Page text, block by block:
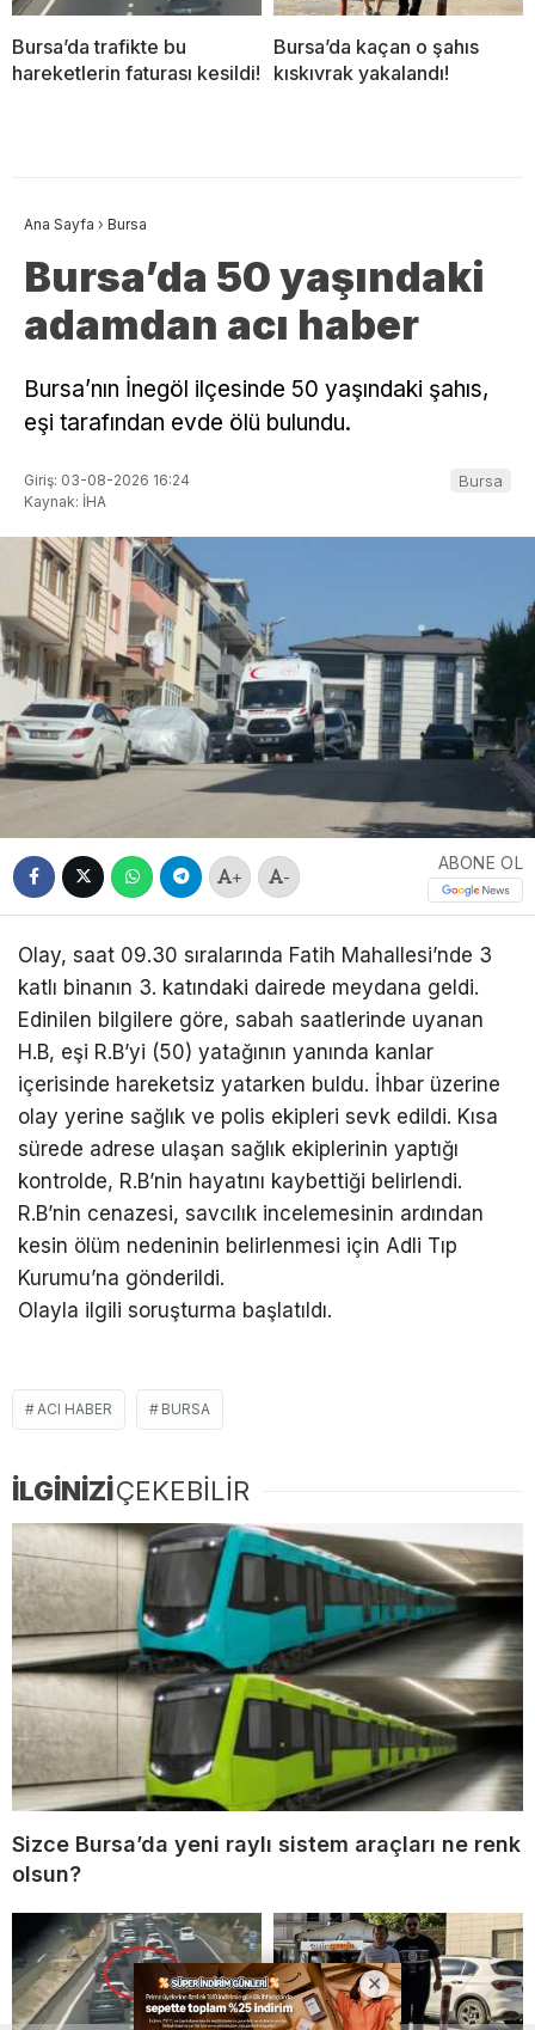
Bursa’da trafikte bu
hareketlerin faturası kesildi!
Bursa’da kaçan o şahıs
kıskıvrak yakalandı!
Ana Sayfa › Bursa
Bursa’da 50 yaşındaki
adamdan acı haber
Bursa’nın İnegöl ilçesinde 50 yaşındaki şahıs,
eşi tarafından evde ölü bulundu.
Giriş: 03-08-2026 16:24
Kaynak: İHA
Bursa
+ -
ABONE OL
Olay, saat 09.30 sıralarında Fatih Mahallesi’nde 3
katlı binanın 3. katındaki dairede meydana geldi.
Edinilen bilgilere göre, sabah saatlerinde uyanan
H.B, eşi R.B’yi (50) yatağının yanında kanlar
içerisinde hareketsiz yatarken buldu. İhbar üzerine
olay yerine sağlık ve polis ekipleri sevk edildi. Kısa
sürede adrese ulaşan sağlık ekiplerinin yaptığı
kontrolde, R.B’nin hayatını kaybettiği belirlendi.
R.B’nin cenazesi, savcılık incelemesinin ardından
kesin ölüm nedeninin belirlenmesi için Adli Tıp
Kurumu’na gönderildi.
Olayla ilgili soruşturma başlatıldı.
ACI HABER BURSA
İLGİNİZİÇEKEBİLİR
Sizce Bursa’da yeni raylı sistem araçları ne renk
olsun?